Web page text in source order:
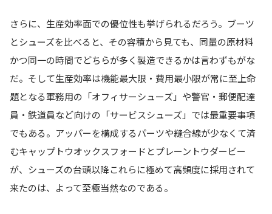
さらに、生産効率面での優位性も挙げられるだろう。ブーツ
とシューズを比べると、その容積から見ても、同量の原材料
かつ同一の時間でどちらが多く製造できるかは言わずもがな
だ。そして生産効率は機能最大限・費用最小限が常に至上命
題となる軍務用の「オフィサーシューズ」や警官・郵便配達
員・鉄道員など向けの「サービスシューズ」では最重要事項
でもある。アッパーを構成するパーツや縫合線が少なくて済
むキャップトウオックスフォードとプレーントウダービー
が、シューズの台頭以降これらに極めて高頻度に採用されて
来たのは、よって至極当然なのである。